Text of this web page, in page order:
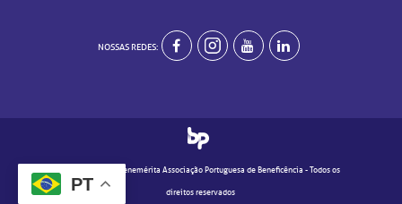
NOSSAS REDES:
© 2020 - Real e Benemérita Associação Portuguesa de Beneficência - Todos os
direitos reservados
PT